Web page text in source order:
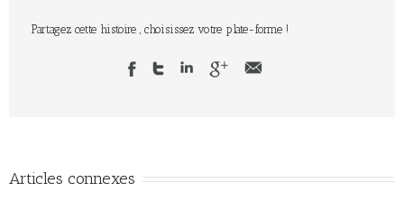
Partagez cette histoire , choisissez votre plate-forme !
Articles connexes